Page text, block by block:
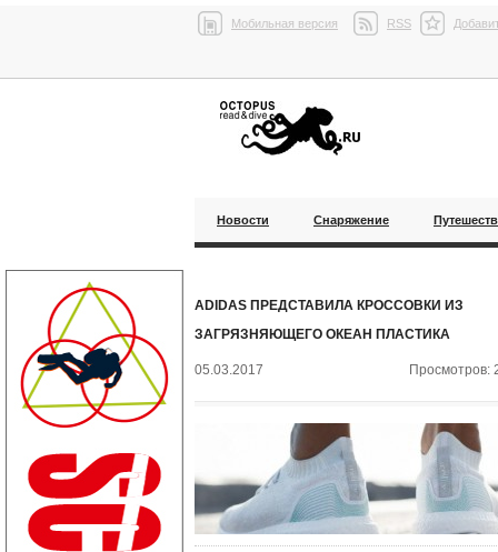
Мобильная версия RSS
Новости Снаряжение
ADIDAS ПРЕДСТАВИЛА КРОССОВКИ ИЗ
ЗАГРЯЗНЯЮЩЕГО ОКЕАН ПЛАСТИКА
05.03.2017 Просмотров: